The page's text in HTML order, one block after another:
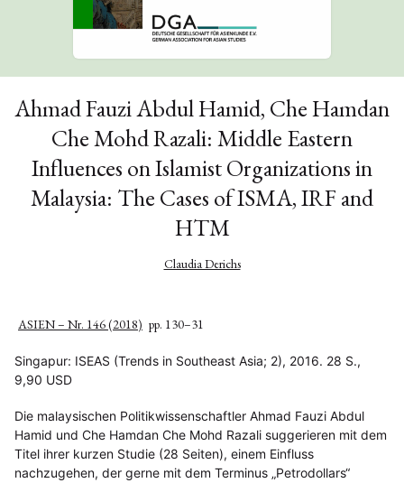
Ahmad Fauzi Abdul Hamid, Che Hamdan
Che Mohd Razali: Middle Eastern
Influences on Islamist Organizations in
Malaysia: The Cases of ISMA, IRF and
HTM
Claudia Derichs
ASIEN – Nr. 146 (2018) pp. 130–31
Singapur: ISEAS (Trends in Southeast Asia; 2), 2016. 28 S.,
9,90 USD
Die malaysischen Politikwissenschaftler Ahmad Fauzi Abdul
Hamid und Che Hamdan Che Mohd Razali suggerieren mit dem
Titel ihrer kurzen Studie (28 Seiten), einem Einfluss
nachzugehen, der gerne mit dem Terminus „Petrodollars“